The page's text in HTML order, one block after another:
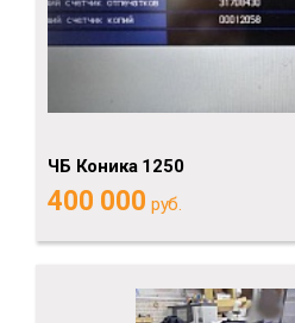
ЧБ Коника 1250
400 000 руб.